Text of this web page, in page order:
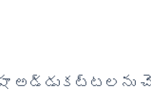
అడ్డుకట్టలను